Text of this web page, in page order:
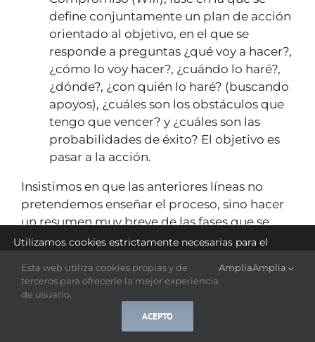
define conjuntamente un plan de acción
orientado al objetivo, en el que se
responde a preguntas ¿qué voy a hacer?,
¿cómo lo voy hacer?, ¿cuándo lo haré?,
¿dónde?, ¿con quién lo haré? (buscando
apoyos), ¿cuáles son los obstáculos que
tengo que vencer? y ¿cuáles son las
probabilidades de éxito? El objetivo es
pasar a la acción.
Insistimos en que las anteriores líneas no
pretendemos enseñar el proceso, sino hacer
un resumen muy breve de las fases que se
abordan, en este caso en el GROW,
bastante conocido.
Utilizamos cookies estrictamente necesarias para el
funcionamiento de este sitio web y cookies estadísticas
con el fin de optimizar la navegación.
Puede cambiar sus preferencias en cualquier momento
haciendo clic en
Ajustes
Esta web utiliza cookies propias y de
terceros para ofrecerle la mejor experiencia
de usuario.
AmpliaAmplia
ACEPTO